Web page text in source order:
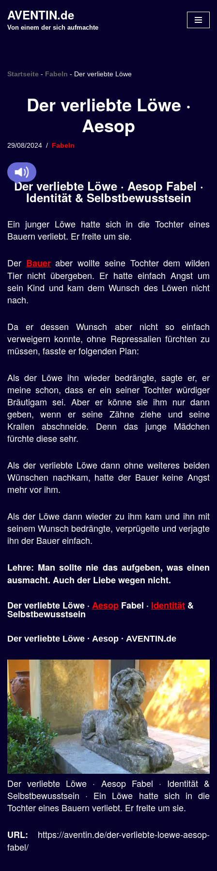
Z
n
p
i
n
AVENTIN.de
Von einem der sich aufmachte
Startseite - Fabeln - Der verliebte Löwe
Der verliebte Löwe ·
Aesop
29/08/2024 Fabeln
Der verliebte Löwe · Aesop Fabel ·
Identität & Selbstbewusstsein
Ein junger Löwe hatte sich in die Tochter eines
Bauern verliebt. Er freite um sie.
Der Baueraber wollte seine Tochter dem wilden
Tier nicht übergeben. Er hatte einfach Angst um
sein Kind und kam dem Wunsch des Löwen nicht
nach.
Da er dessen Wunsch aber nicht so einfach
verweigern konnte, ohne Repressalien fürchten zu
müssen, fasste er folgenden Plan:
Als der Löwe ihn wieder bedrängte, sagte er, er
meine schon, dass er ein seiner Tochter würdiger
Bräutigam sei. Aber er könne sie ihm nur dann
geben, wenn er seine Zähne ziehe und seine
Krallen abschneide. Denn das junge Mädchen
fürchte diese sehr.
Als der verliebte Löwe dann ohne weiteres beiden
Wünschen nachkam, hatte der Bauer keine Angst
mehr vor ihm.
Als der Löwe dann wieder zu ihm kam und ihn mit
seinem Wunsch bedrängte, verprügelte und verjagte
ihn der Bauer einfach.
Lehre: Man sollte nie das aufgeben, was einen
ausmacht. Auch der Liebe wegen nicht.
Derverliebte Löwe · Aesop Fabel · Identität &
Selbstbewusstsein
Der verliebte Löwe · Aesop · AVENTIN.de
Der verliebte Löwe · Aesop Fabel · Identität &
Selbstbewusstsein · Ein Löwe hatte sich in die
Tochter eines Bauern verliebt. Er freite um sie.
URL: https://aventin.de/der-verliebte-loewe-aesop-
fabel/